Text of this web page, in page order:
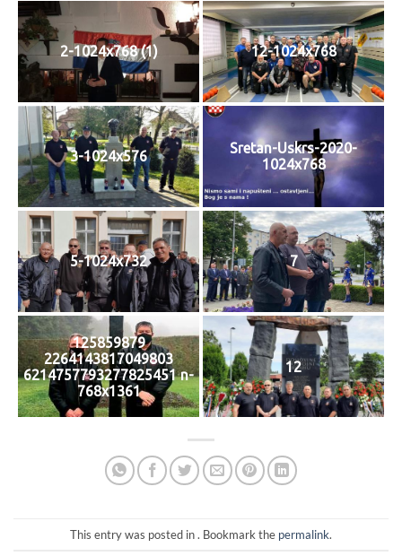
2-1024x768 (1) 12-1024x768
3-1024x576
Sretan-Uskrs-2020-
1024x768
5-1024x732 7
125859879
2264143817049803
6214757793277825451 n-
768x1361
12
This entry was posted in . Bookmark the permalink.